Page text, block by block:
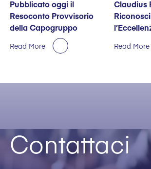
Pubblicato oggi il
Resoconto Provvisorio
della Capogruppo
Read More
Claudius
Read More
Contattaci